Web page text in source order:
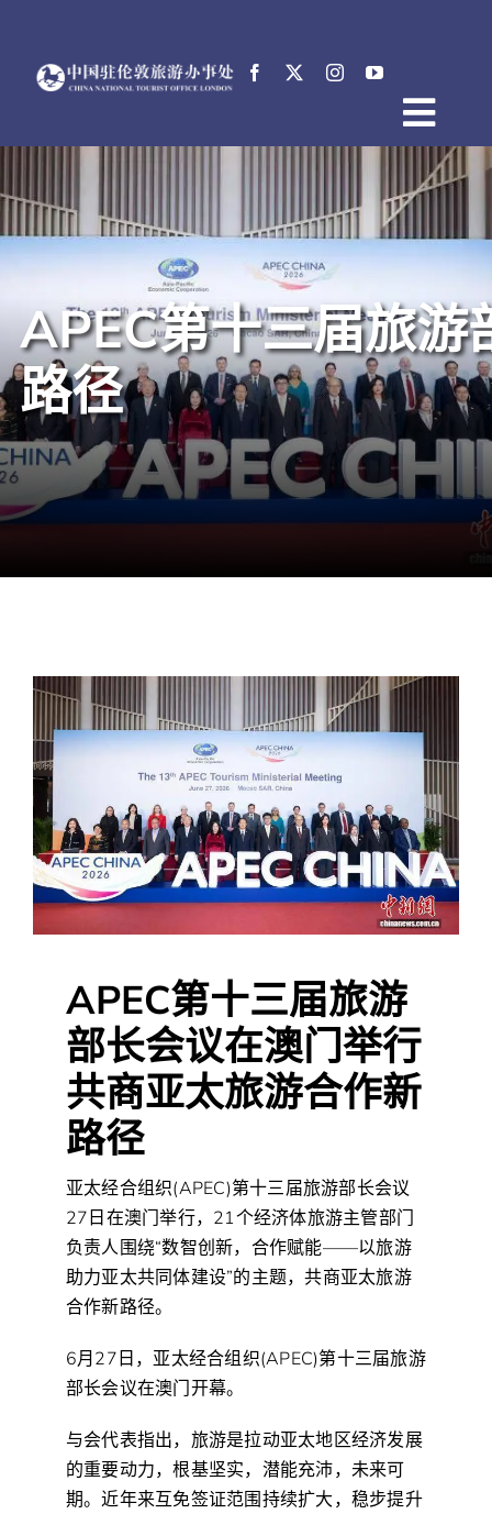
关于中国驻伦敦旅游办事处
新闻
活动
电子文档
English
APEC第十三届旅
路径
APEC第十三届旅游
部长会议在澳门举行
共商亚太旅游合作新
路径
亚太经合组织(APEC)第十三届旅游部长会议
27日在澳门举行，21个经济体旅游主管部门
负责人围绕“数智创新，合作赋能——以旅游
助力亚太共同体建设”的主题，共商亚太旅游
合作新路径。
6月27日，亚太经合组织(APEC)第十三届旅游
部长会议在澳门开幕。
与会代表指出，旅游是拉动亚太地区经济发展
的重要动力，根基坚实，潜能充沛，未来可
期。近年来互免签证范围持续扩大，稳步提升